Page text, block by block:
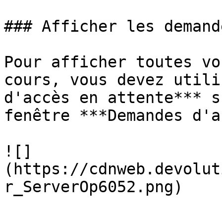
### Afficher les
Pour afficher toutes
cours, vous devez
d'accès en attente***
fenêtre ***Demandes
![]
(https://
r_ServerOp6052.png)